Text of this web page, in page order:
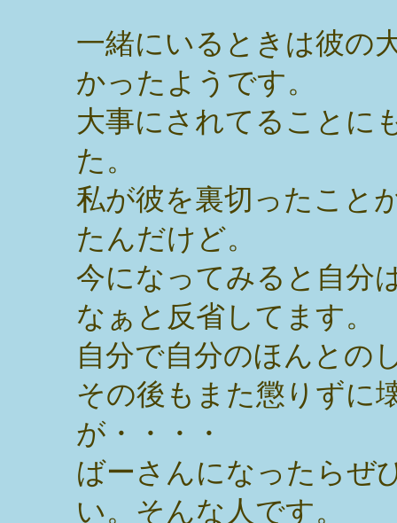
一緒にいるときは彼の
かったようです。
大事にされてることに
た。
私が彼を裏切ったこと
たんだけど。
今になってみると自分
なぁと反省してます。
自分で自分のほんとの
その後もまた懲りずに
が・・・・
ばーさんになったらぜ
い。そんな人です。